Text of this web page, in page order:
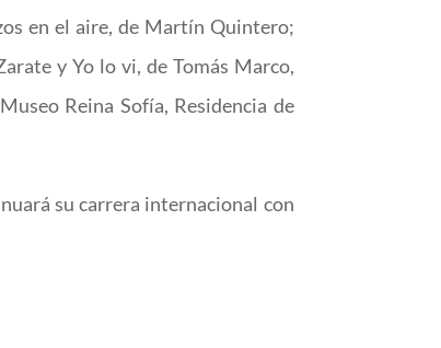
en el aire, de Martín Quintero;
y Yo lo vi, de Tomás Marco,
Reina Sofía, Residencia de
su carrera internacional con